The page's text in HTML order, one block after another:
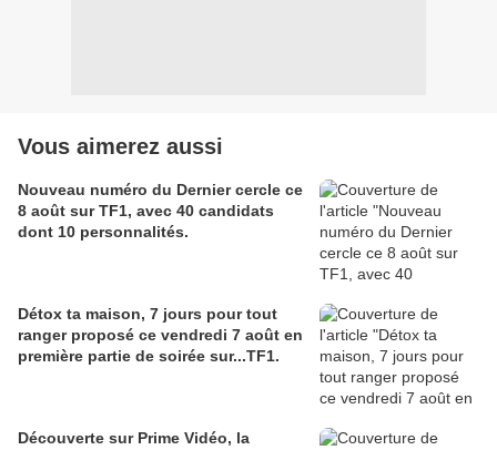
Vous aimerez aussi
Nouveau numéro du Dernier cercle ce
8 août sur TF1, avec 40 candidats
dont 10 personnalités.
Détox ta maison, 7 jours pour tout
ranger proposé ce vendredi 7 août en
première partie de soirée sur...TF1.
Découverte sur Prime Vidéo, la